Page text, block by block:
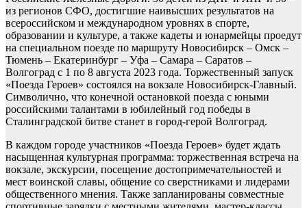
из регионов СФО, достигшие наивысших результатов на
всероссийском и международном уровнях в спорте,
образовании и культуре, а также кадеты и юнармейцы проедут
на специальном поезде по маршруту Новосибирск – Омск –
Тюмень – Екатеринбург – Уфа – Самара – Саратов –
Волгоград с 1 по 8 августа 2023 года. Торжественный запуск
«Поезда Героев» состоялся на вокзале Новосибирск-Главный.
Символично, что конечной остановкой поезда с юными
российскими талантами в юбилейный год победы в
Сталинградской битве станет в город-герой Волгоград.
В каждом городе участников «Поезда Героев» будет ждать
насыщенная культурная программа: торжественная встреча на
вокзале, экскурсии, посещение достопримечательностей и
мест воинской славы, общение со сверстниками и лидерами
общественного мнения. Также запланированы совместные